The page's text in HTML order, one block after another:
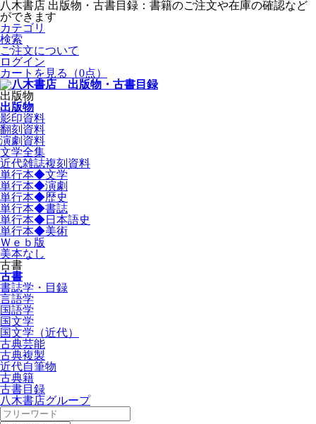
八木書店 出版物・古書目録：書籍のご注文や在庫の確認など
ができます
カテゴリ
検索
ご注文について
ログイン
カートを見る
（0点）
出版物
出版物
影印資料
翻刻資料
演劇資料
文学全集
近代雑誌複刻資料
単行本◆文学
単行本◆演劇
単行本◆歴史
単行本◆書誌
単行本◆日本語史
単行本◆美術
Ｗｅｂ版
美本なし
古書
古書
書誌学・目録
言語学
国語学
国文学
国文学（近代）
古典芸能
古典複製
近代自筆物
古典籍
古書目録
八木書店グループ